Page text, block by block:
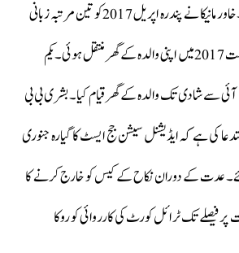
نومبر2017کو طلاق دی۔خاور مانیکا نے پندرہ اپریل 2017کو تین مرتبہ زبانی
طلاق دی تھی جب کہ اگست 2017میں اپنی والدہ کے گھر منتقل ہوئی۔یکم
پی ٹی آئی سے شادی تک والدہ کے گھرقیام کیا۔بشری بی بی
کی ہے کہ ایڈیشنل سیشن جج ایسٹ کا گیارہ جنوری
عدت کے دوران نکاح کے کیس کو خارج کرنے کا
فیصلے تک ٹرائل کورٹ کی کارروائی کو روکا